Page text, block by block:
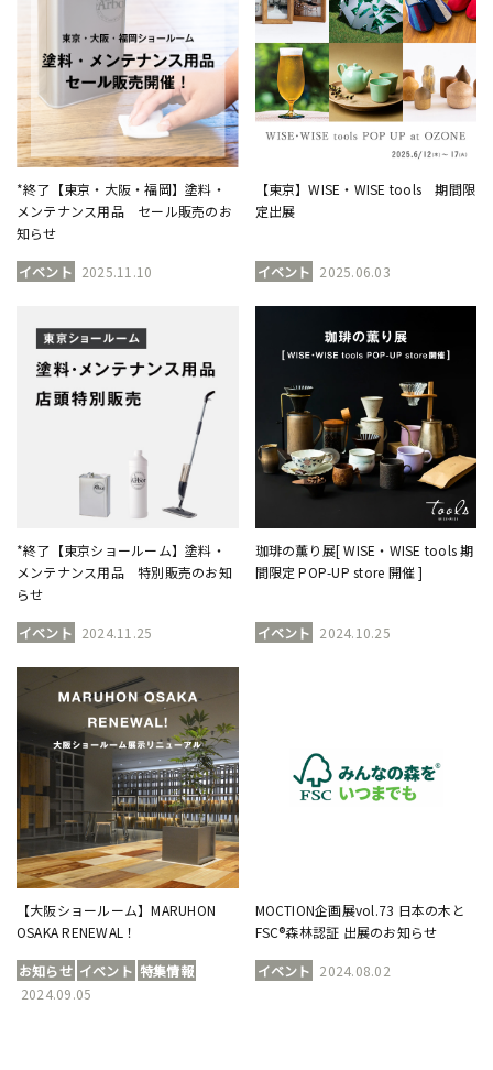
*終了【東京・大阪・福岡】塗料・
メンテナンス用品 セール販売のお
知らせ
イベント 2025.11.10
【東京】WISE・WISE tools 期間限
定出展
イベント 2025.06.03
*終了【東京ショールーム】塗料・
メンテナンス用品 特別販売のお知
らせ
イベント 2024.11.25
珈琲の薫り展[ WISE・WISE tools 期
間限定 POP-UP store 開催 ]
イベント 2024.10.25
【大阪ショールーム】MARUHON
OSAKA RENEWAL！
お知らせ イベント 特集情報
2024.09.05
MOCTION企画展vol.73 日本の木と
FSC®森林認証 出展のお知らせ
イベント 2024.08.02